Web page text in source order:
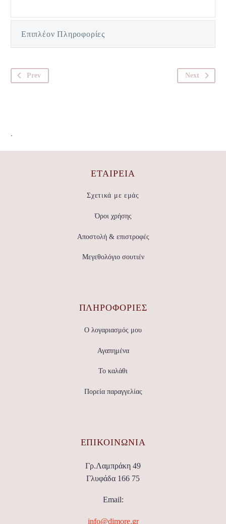
Επιπλέον Πληροφορίες
Prev Next
.
ΕΤΑΙΡΕΊΑ
Σχετικά με εμάς
Όροι χρήσης
Αποστολή & επιστροφές
Μεγεθολόγιο σουτιέν
ΠΛΗΡΟΦΟΡΙΕΣ
Ο λογαριασμός μου
Αγαπημένα
Το καλάθι
Πορεία παραγγελίας
ΕΠΙΚΟΙΝΩΝΊΑ
Γρ.Λαμπράκη 49
Γλυφάδα 166 75
Email:
info@dimore.gr